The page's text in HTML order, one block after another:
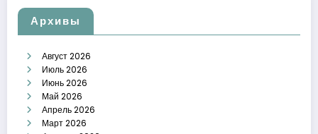
Архивы
Август 2026
Июль 2026
Июнь 2026
Май 2026
Апрель 2026
Март 2026